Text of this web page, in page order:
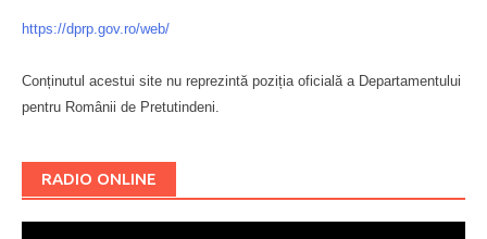
https://dprp.gov.ro/web/
Conținutul acestui site nu reprezintă poziția oficială a Departamentului
pentru Românii de Pretutindeni.
RADIO ONLINE